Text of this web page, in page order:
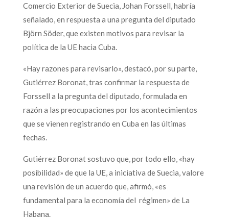
Comercio Exterior de Suecia, Johan Forssell, habría
señalado, en respuesta a una pregunta del diputado
Björn Söder, que existen motivos para revisar la
política de la UE hacia Cuba.
«Hay razones para revisarlo», destacó, por su parte,
Gutiérrez Boronat, tras confirmar la respuesta de
Forssell a la pregunta del diputado, formulada en
razón a las preocupaciones por los acontecimientos
que se vienen registrando en Cuba en las últimas
fechas.
Gutiérrez Boronat sostuvo que, por todo ello, «hay
posibilidad» de que la UE, a iniciativa de Suecia, valore
una revisión de un acuerdo que, afirmó, «es
fundamental para la economía del régimen» de La
Habana.